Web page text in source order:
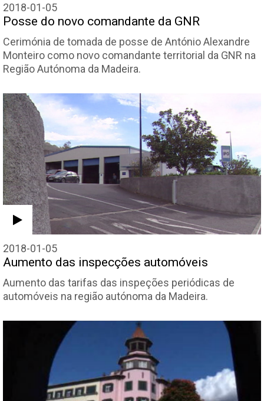
2018-01-05
Posse do novo comandante da GNR
Cerimónia de tomada de posse de António Alexandre
Monteiro como novo comandante territorial da GNR na
Região Autónoma da Madeira.
2018-01-05
Aumento das inspecções automóveis
Aumento das tarifas das inspeções periódicas de
automóveis na região autónoma da Madeira.